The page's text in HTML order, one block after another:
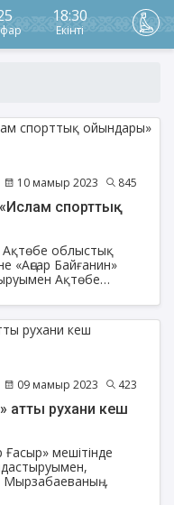
18:30
Екінті
10 мамыр 2023 845
спорттық
Ақтөбе облыстық
«Аңсар Байғанин»
Ақтөбе
келген
сайыстар
09 мамыр 2023 423
атты рухани кеш
мешітінде
Мырзабаеваның